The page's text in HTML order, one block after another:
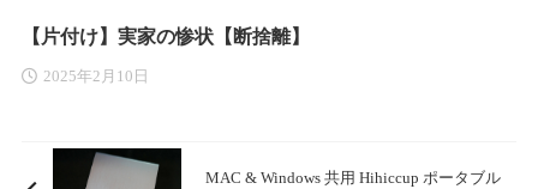
【片付け】実家の惨状【断捨離】
2025年2月10日
MAC & Windows 共用 Hihiccup ポータブル